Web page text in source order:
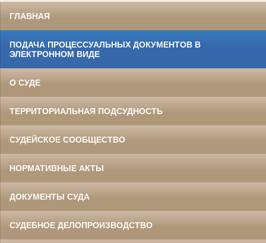
ГЛАВНАЯ
ПОДАЧА ПРОЦЕССУАЛЬНЫХ ДОКУМЕНТОВ В
ЭЛЕКТРОННОМ ВИДЕ
О СУДЕ
ТЕРРИТОРИАЛЬНАЯ ПОДСУДНОСТЬ
СУДЕЙСКОЕ СООБЩЕСТВО
НОРМАТИВНЫЕ АКТЫ
ДОКУМЕНТЫ СУДА
СУДЕБНОЕ ДЕЛОПРОИЗВОДСТВО